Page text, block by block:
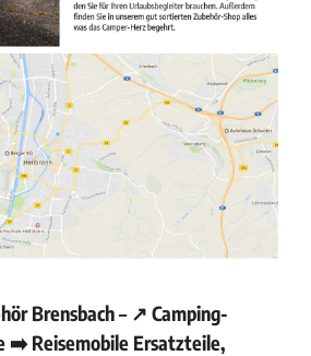
Brensbach – ↗️ Camping-
➡️ Reisemobile Ersatzteile,